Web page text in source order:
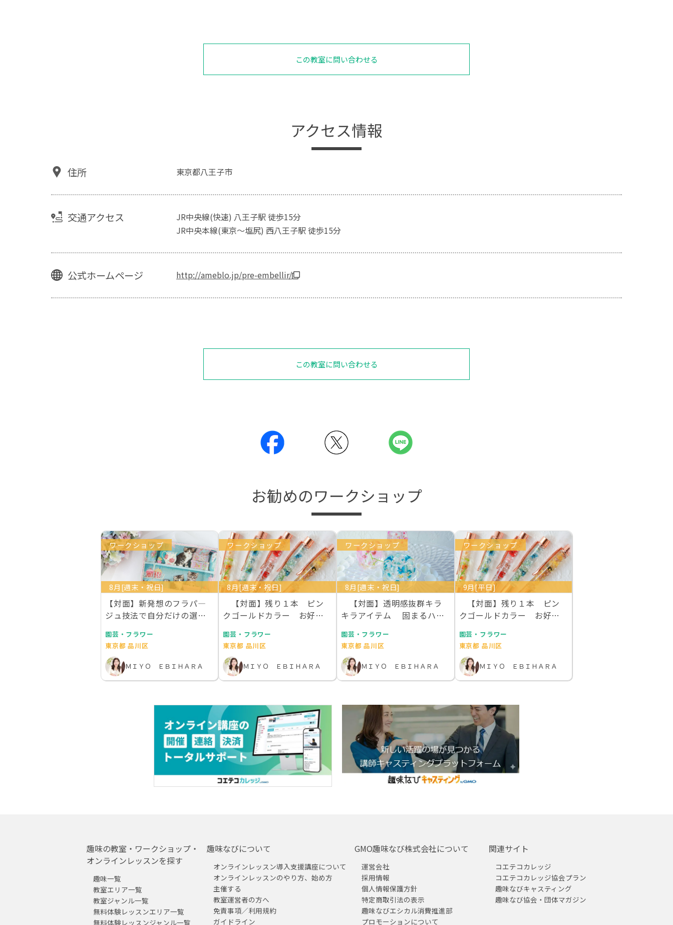
この教室に問い合わせる
アクセス情報
住所 東京都八王子市
交通アクセス
JR中央線(快速) 八王子駅 徒歩15分
JR中央本線(東京～塩尻) 西八王子駅 徒歩15分
公式ホームページ http://ameblo.jp/pre-embellir/
この教室に問い合わせる
お勧めのワークショップ
ワークショップ
8月[週末・祝日]
【対面】新発想のフラパ―
ジュ技法で自分だけの選ん
園芸・フラワー
東京都 品川区
ＭＩＹＯ ＥＢＩＨＡＲＡ
ワークショップ
8月[週末・祝日]
【対面】残り１本 ピン
クゴールドカラー お好き
園芸・フラワー
東京都 品川区
ＭＩＹＯ ＥＢＩＨＡＲＡ
ワークショップ
8月[週末・祝日]
【対面】透明感抜群キラ
キラアイテム 固まるハー
園芸・フラワー
東京都 品川区
ＭＩＹＯ ＥＢＩＨＡＲＡ
ワークショップ
9月[平日]
【対面】残り１本 ピン
クゴールドカラー お好き
園芸・フラワー
東京都 品川区
ＭＩＹＯ ＥＢＩＨＡＲＡ
趣味の教室・ワークショップ・
オンラインレッスンを探す
趣味一覧
教室エリア一覧
教室ジャンル一覧
無料体験レッスンエリア一覧
無料体験レッスンジャンル一覧
趣味なびについて
オンラインレッスン導入支援講座について
オンラインレッスンのやり方、始め方
主催する
教室運営者の方へ
免責事項／利用規約
ガイドライン
GMO趣味なび株式会社について
運営会社
採用情報
個人情報保護方針
特定商取引法の表示
趣味なびエシカル消費推進部
プロモーションについて
関連サイト
コエテコカレッジ
コエテコカレッジ協会プラン
趣味なびキャスティング
趣味なび協会・団体マガジン